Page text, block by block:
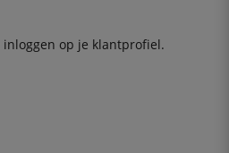
inloggen op je klantprofiel.